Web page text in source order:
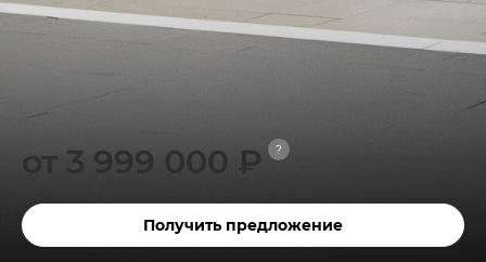
от 3 999 000 ₽ ?
Получить предложение